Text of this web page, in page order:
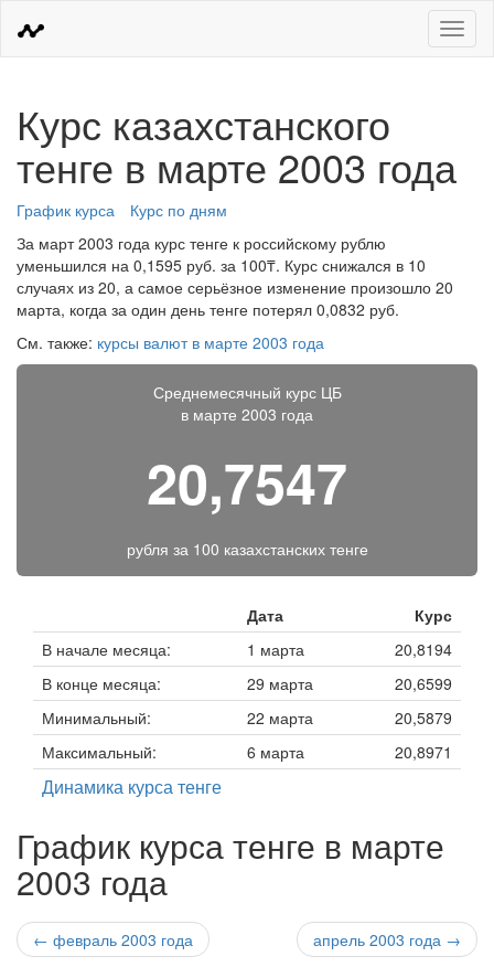
Меню
Курс казахстанского
тенге в марте 2003 года
График курса
Курс по дням
За март 2003 года курс тенге к российскому рублю
уменьшился на 0,1595 руб. за 100₸. Курс снижался в 10
случаях из 20, а самое серьёзное изменение произошло 20
марта, когда за один день тенге потерял 0,0832 руб.
См. также: курсы валют в марте 2003 года
Среднемесячный курс ЦБ
в марте 2003 года
20,7547
рубля за 100 казахстанских тенге
Дата
Курс
В начале месяца:
1 марта
20,8194
В конце месяца:
29 марта
20,6599
Минимальный:
22 марта
20,5879
Максимальный:
6 марта 20,8971
Динамика курса тенге
График курса тенге в марте
2003 года
← февраль 2003 года апрель 2003 года →